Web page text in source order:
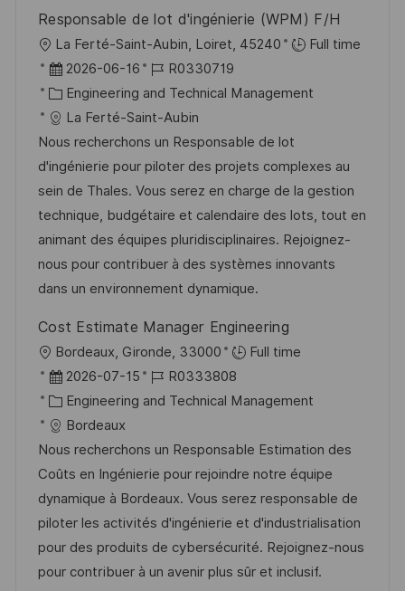
n
g
f
f
e
n
t
l
i
c
h
u
n
g
Responsable de lot d'ingénierie (WPM) F/H
O
r
t
La Ferté-Saint-Aubin, Loiret, 45240
Full time
D
a
t
u
m
d
e
r
V
e
ö
f
f
e
n
t
l
i
c
h
u
2026-06-16
J
o
b
-
I
D
R0330719
K
a
t
e
g
o
r
i
e
Engineering and Technical Management
La Ferté-Saint-Aubin
Nous recherchons un Responsable de lot
d'ingénierie pour piloter des projets complexes au
sein de Thales. Vous serez en charge de la gestion
technique, budgétaire et calendaire des lots, tout en
animant des équipes pluridisciplinaires. Rejoignez-
nous pour contribuer à des systèmes innovants
dans un environnement dynamique.
Cost Estimate Manager Engineering
O
r
t
Bordeaux, Gironde, 33000
Full time
D
a
t
u
m
d
e
r
V
2026-07-15
J
o
-
I
D
R0333808
K
a
t
e
g
o
r
i
Engineering and Technical Management
Bordeaux
Nous recherchons un Responsable Estimation des
Coûts en Ingénierie pour rejoindre notre équipe
dynamique à Bordeaux. Vous serez responsable de
piloter les activités d'ingénierie et d'industrialisation
pour des produits de cybersécurité. Rejoignez-nous
pour contribuer à un avenir plus sûr et inclusif.